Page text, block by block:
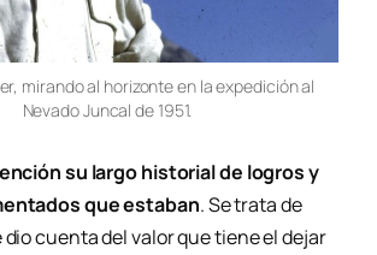
mirando al horizonte en la expedición al
Nevado Juncal de 1951.
su largo historial de logros y
que estaban. Se trata de
cuenta del valor que tiene el dejar